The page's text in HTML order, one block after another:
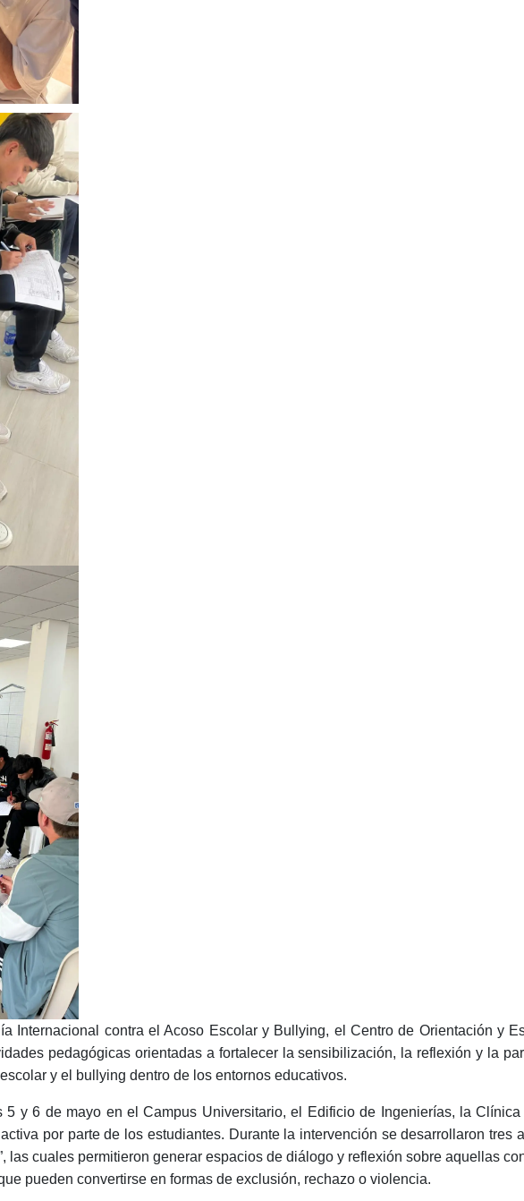
Internacional contra el Acoso Escolar y Bullying, el Centro de Orientación y
pedagógicas orientadas a fortalecer la sensibilización, la reflexión y la
y el bullying dentro de los entornos educativos.
5 y 6 de mayo en el Campus Universitario, el Edificio de Ingenierías, la
por parte de los estudiantes. Durante la intervención se desarrollaron tres
las cuales permitieron generar espacios de diálogo y reflexión sobre aquellas
pueden convertirse en formas de exclusión, rechazo o violencia.